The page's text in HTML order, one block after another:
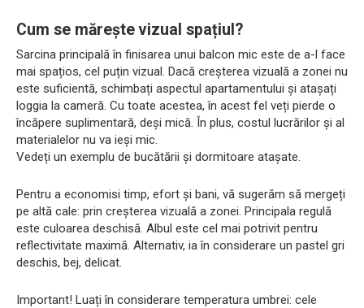
Cum se mărește vizual spațiul?
Sarcina principală în finisarea unui balcon mic este de a-l face
mai spațios, cel puțin vizual. Dacă creșterea vizuală a zonei nu
este suficientă, schimbați aspectul apartamentului și atașați
loggia la cameră. Cu toate acestea, în acest fel veți pierde o
încăpere suplimentară, deși mică. În plus, costul lucrărilor și al
materialelor nu va ieși mic.
Vedeți un exemplu de bucătării și dormitoare atașate.
Pentru a economisi timp, efort și bani, vă sugerăm să mergeți
pe altă cale: prin creșterea vizuală a zonei. Principala regulă
este culoarea deschisă. Albul este cel mai potrivit pentru
reflectivitate maximă. Alternativ, ia în considerare un pastel gri
deschis, bej, delicat.
Important! Luați în considerare temperatura umbrei: cele